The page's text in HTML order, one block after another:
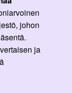
johon
ja